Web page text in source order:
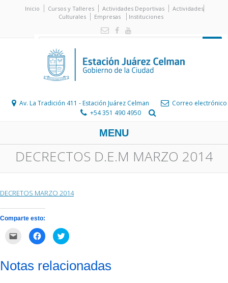
Inicio Cursos y Talleres Actividades Deportivas
Actividades
Culturales
Empresas Instituciones
Av. La Tradición 411 - Estación Juárez Celman
Correo electrónico
+54 351 490 4950
MENU
DECRECTOS D.E.M MARZO 2014
DECRETOS MARZO 2014
Comparte esto:
correo
electrónico
Haz
clic
Facebook
(Se
Haz
clic
en
Twitter
(Se
Notas relacionadas